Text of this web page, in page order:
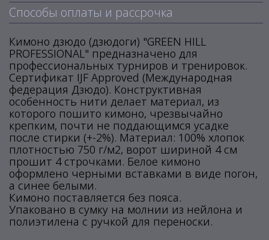
Способы оплаты и рассрочка
Кимоно дзюдо (дзюдоги) "GREEN HILL
PROFESSIONAL" предназначено для
профессиональных турниров и тренировок.
Сертификат IJF Approved (Международная
федерация Дзюдо). Конструктивная
особенность нити делает материал, из
которого пошито кимоно, чрезвычайно
крепким, почти не поддающимся усадке
после стирки (+-2%). Материал: 100% хлопок
плотностью 750 г/м2, ворот шириной 4 см
прошит 4 строчками. Белое кимоно
оформлено черными вставками в виде погон,
а синее белыми.
Кимоно поставляется без пояса.
Упаковано в сумку на молнии из нейлона и
полиэтилена с ручкой для переноски.